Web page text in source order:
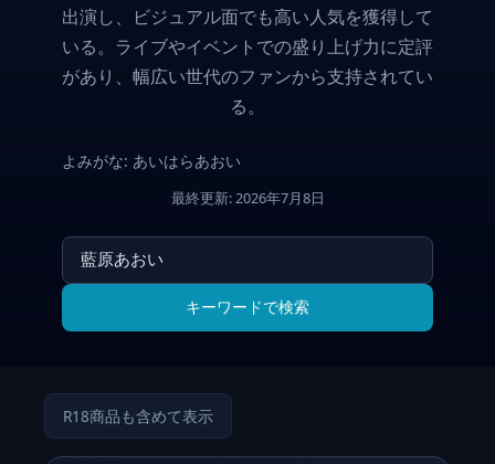
出演し、ビジュアル面でも高い人気を獲得して
いる。ライブやイベントでの盛り上げ力に定評
があり、幅広い世代のファンから支持されてい
る。
よみがな: あいはらあおい
最終更新: 2026年7月8日
キーワードで検索
R18商品も含めて表示